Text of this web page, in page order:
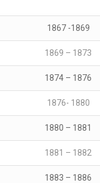
1867 -1869
1869 – 1873
1874 – 1876
1876- 1880
1880 – 1881
1881 – 1882
1883 – 1886